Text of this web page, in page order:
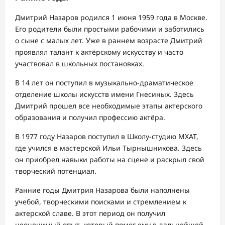
Дмитрий Назаров родился 1 июня 1959 года в Москве.
Его родители были простыми рабочими и заботились
о сыне с малых лет. Уже в раннем возрасте Дмитрий
проявлял талант к актёрскому искусству и часто
участвовал в школьных постановках.
В 14 лет он поступил в музыкально-драматическое
отделение школы искусств имени Гнесиных. Здесь
Дмитрий прошел все необходимые этапы актерского
образования и получил профессию актёра.
В 1977 году Назаров поступил в Школу-студию МХАТ,
где учился в мастерской Ильи Тырнышникова. Здесь
он приобрел навыки работы на сцене и раскрыл свой
творческий потенциал.
Ранние годы Дмитрия Назарова были наполнены
учебой, творческими поисками и стремлением к
актерской славе. В этот период он получил